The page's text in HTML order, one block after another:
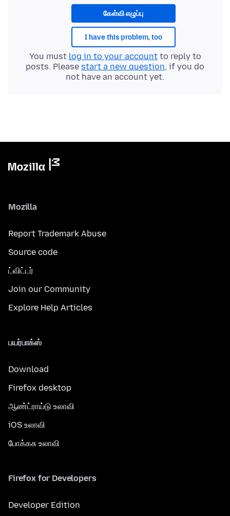
கேள்வி எழுப்பு
I have this problem, too
You must log in to your accountto reply to
posts. Please start a new question, if you do
not have an account yet.
Mozilla
Report Trademark Abuse
Source code
ட்விட்டர்
Join our Community
Explore Help Articles
பயர்பாக்ஸ்
Download
Firefox desktop
ஆண்ட்ராய்டு உலாவி
iOS உலாவி
போக்கசு உலாவி
Firefox for Developers
Developer Edition